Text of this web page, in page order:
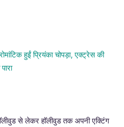
से लेकर हॉलीवुड तक अपनी एक्टिंग